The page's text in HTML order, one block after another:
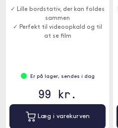
✓ Lille bordstativ, der kan foldes
sammen
✓ Perfekt til videoopkald og til
at se film
Er på lager, sendes i dag
99 kr.
Læg i varekurven